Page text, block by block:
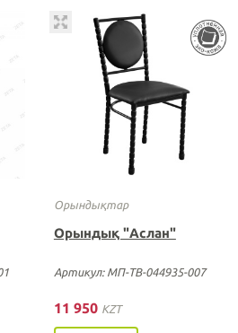
Орындықтар
Орындық "Аслан"
Артикул: МП-ТВ-044935-007
11 950 KZT